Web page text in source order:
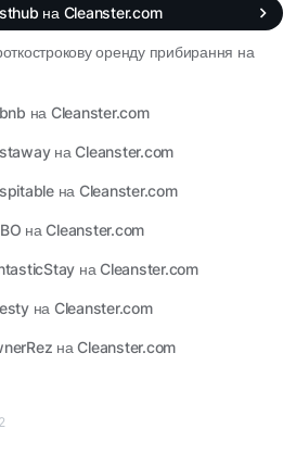
на Cleanster.com
оренду прибирання на
на Cleanster.com
на Cleanster.com
на Cleanster.com
на Cleanster.com
на Cleanster.com
на Cleanster.com
на Cleanster.com